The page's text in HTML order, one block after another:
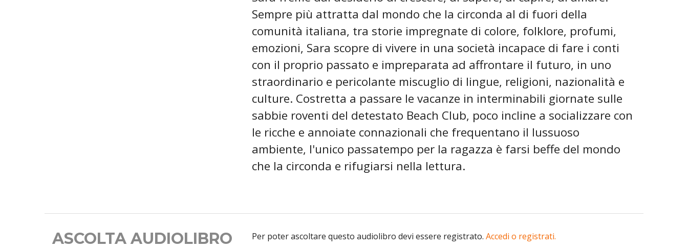
Sempre più attratta dal mondo che la circonda al di fuori della
comunità italiana, tra storie impregnate di colore, folklore, profumi,
emozioni, Sara scopre di vivere in una società incapace di fare i conti
con il proprio passato e impreparata ad affrontare il futuro, in uno
straordinario e pericolante miscuglio di lingue, religioni, nazionalità e
culture. Costretta a passare le vacanze in interminabili giornate sulle
sabbie roventi del detestato Beach Club, poco incline a socializzare con
le ricche e annoiate connazionali che frequentano il lussuoso
ambiente, l'unico passatempo per la ragazza è farsi beffe del mondo
che la circonda e rifugiarsi nella lettura.
ASCOLTA AUDIOLIBRO Per poter ascoltare questo audiolibro devi essere registrato. Accedi o registrati.